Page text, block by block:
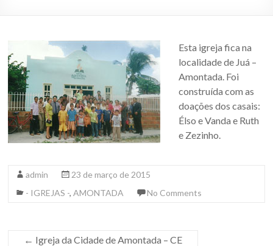
Esta igreja fica na
localidade de Juá –
Amontada. Foi
construída com as
doações dos casais:
Élso e Vanda e Ruth
e Zezinho.
admin
23 de março de 2015
- IGREJAS -,AMONTADA No Comments
← Igreja da Cidade de Amontada – CE